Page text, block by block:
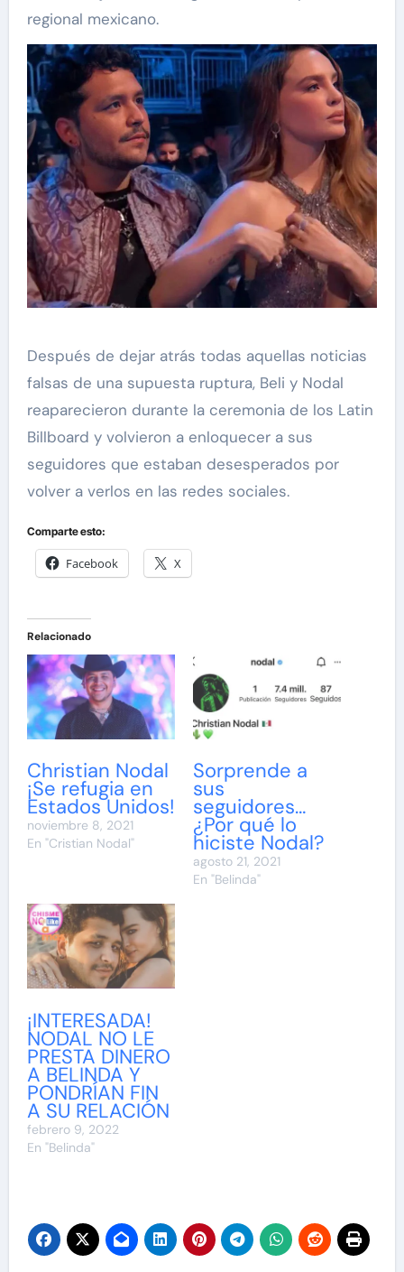
regional mexicano.
Después de dejar atrás todas aquellas noticias
falsas de una supuesta ruptura, Beli y Nodal
reaparecieron durante la ceremonia de los Latin
Billboard y volvieron a enloquecer a sus
seguidores que estaban desesperados por
volver a verlos en las redes sociales.
Comparte esto:
Facebook X
Relacionado
Christian Nodal
¡Se refugia en
Estados Unidos!
noviembre 8, 2021
En "Cristian Nodal"
Sorprende a
sus
seguidores…
¿Por qué lo
hiciste Nodal?
agosto 21, 2021
En "Belinda"
¡INTERESADA!
NODAL NO LE
PRESTA DINERO
A BELINDA Y
PONDRÍAN FIN
A SU RELACIÓN
febrero 9, 2022
En "Belinda"